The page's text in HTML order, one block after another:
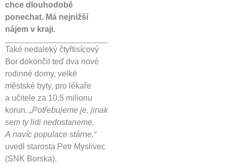
chce dlouhodobě
ponechat. Má nejnižší
nájem v kraji.
Také nedaleký čtyřtisícový
Bor dokončil teď dva nové
rodinné domy, velké
městské byty, pro lékaře
a učitele za 10,5 milionu
korun. „Potřebujeme je, jinak
sem ty lidi nedostaneme.
A navíc populace stárne,“
uvedl starosta Petr Myslivec
(SNK Borska).